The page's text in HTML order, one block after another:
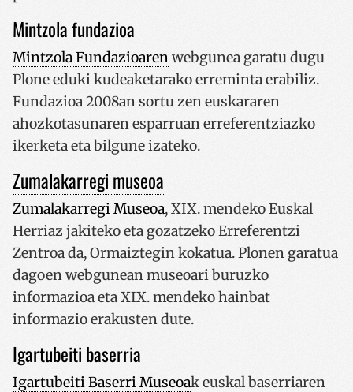
Mintzola fundazioa
Mintzola Fundazioarenwebgunea garatu dugu
Plone eduki kudeaketarako erreminta erabiliz.
Fundazioa 2008an sortu zen euskararen
ahozkotasunaren esparruan erreferentziazko
ikerketa eta bilgune izateko.
Zumalakarregi museoa
Zumalakarregi Museoa, XIX. mendeko Euskal
Herriaz jakiteko eta gozatzeko Erreferentzi
Zentroa da, Ormaiztegin kokatua. Plonen garatua
dagoen webgunean museoari buruzko
informazioa eta XIX. mendeko hainbat
informazio erakusten dute.
Igartubeiti baserria
Igartubeiti Baserri Museoak euskal baserriaren